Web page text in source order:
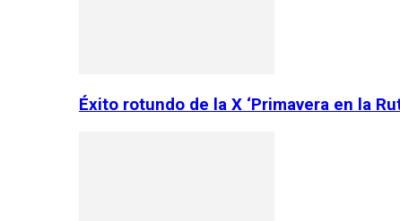
Éxito rotundo de la X ‘Primavera en la